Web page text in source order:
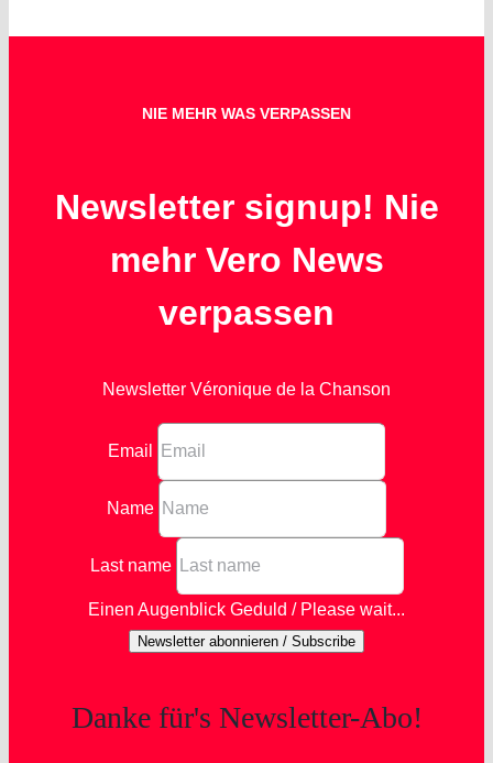
NIE MEHR WAS VERPASSEN
Newsletter signup! Nie
mehr Vero News
verpassen
Newsletter Véronique de la Chanson
Email
Name
Last name
Einen Augenblick Geduld / Please wait...
Newsletter abonnieren / Subscribe
Danke für's Newsletter-Abo!